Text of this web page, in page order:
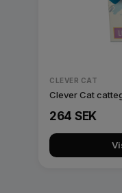
CLEVER CAT
Clever Cat
264 SEK